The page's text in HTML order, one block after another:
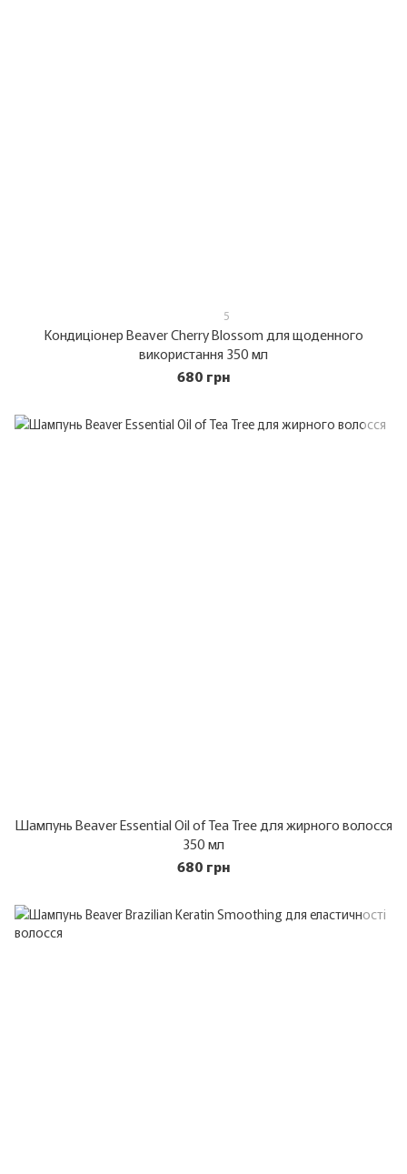
5
Кондиціонер Beaver Cherry Blossom для щоденного
використання 350 мл
680 грн
Шампунь Beaver Essential Oil of Tea Tree для жирного волосся
350 мл
680 грн